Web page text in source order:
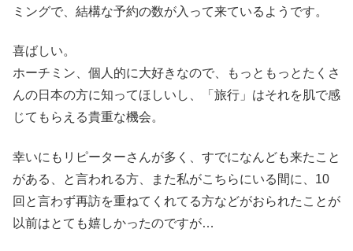
ミングで、結構な予約の数が入って来ているようです。
喜ばしい。
ホーチミン、個人的に大好きなので、もっともっとたくさ
んの日本の方に知ってほしいし、「旅行」はそれを肌で感
じてもらえる貴重な機会。
幸いにもリピーターさんが多く、すでになんども来たこと
がある、と言われる方、また私がこちらにいる間に、10
回と言わず再訪を重ねてくれてる方などがおられたことが
以前はとても嬉しかったのですが…